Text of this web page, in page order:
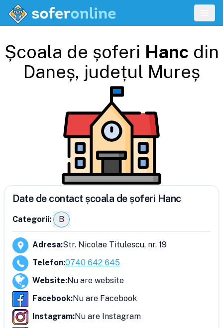
Școala de șoferi Hanc din
Daneș, județul Mureș
Date de contact școala de șoferi Hanc
Categorii: B
Adresa:Str. Nicolae Titulescu, nr. 19
Telefon:0740 642 645
Website:Nu are website
Facebook:Nu are Facebook
Instagram:Nu are Instagram